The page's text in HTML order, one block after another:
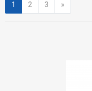
1 2 3 »